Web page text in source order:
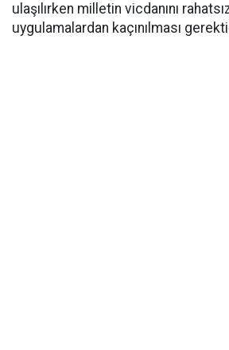
ulaşılırken milletin vicdanını
uygulamalardan kaçınılması